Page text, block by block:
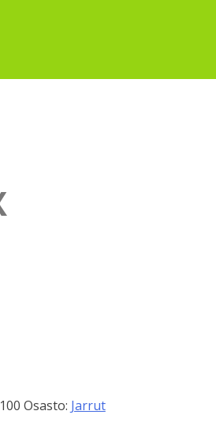
Osasto: Jarrut